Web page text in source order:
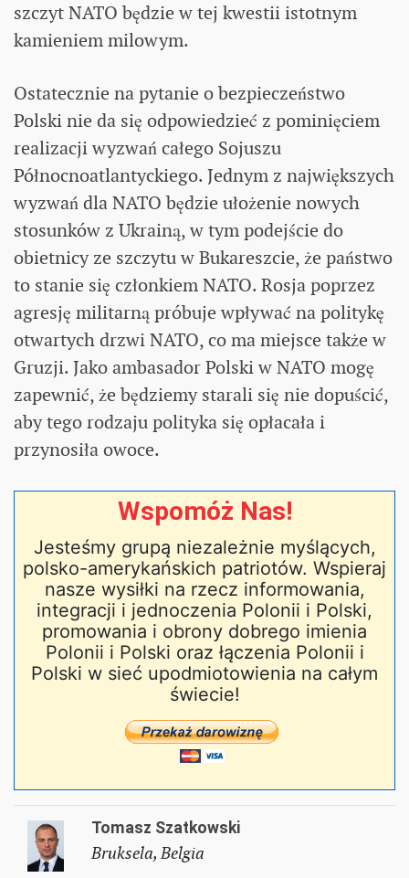
szczyt NATO będzie w tej kwestii istotnym
kamieniem milowym.
Ostatecznie na pytanie o bezpieczeństwo
Polski nie da się odpowiedzieć z pominięciem
realizacji wyzwań całego Sojuszu
Północnoatlantyckiego. Jednym z największych
wyzwań dla NATO będzie ułożenie nowych
stosunków z Ukrainą, w tym podejście do
obietnicy ze szczytu w Bukareszcie, że państwo
to stanie się członkiem NATO. Rosja poprzez
agresję militarną próbuje wpływać na politykę
otwartych drzwi NATO, co ma miejsce także w
Gruzji. Jako ambasador Polski w NATO mogę
zapewnić, że będziemy starali się nie dopuścić,
aby tego rodzaju polityka się opłacała i
przynosiła owoce.
Wspomóż Nas!
Jesteśmy grupą niezależnie myślących,
polsko-amerykańskich patriotów. Wspieraj
nasze wysiłki na rzecz informowania,
integracji i jednoczenia Polonii i Polski,
promowania i obrony dobrego imienia
Polonii i Polski oraz łączenia Polonii i
Polski w sieć upodmiotowienia na całym
świecie!
Tomasz Szatkowski
Bruksela, Belgia